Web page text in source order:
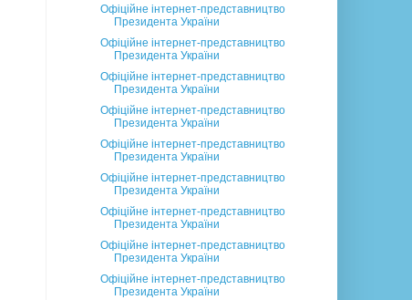
Офіційне інтернет-представництво
Президента України
Офіційне інтернет-представництво
Президента України
Офіційне інтернет-представництво
Президента України
Офіційне інтернет-представництво
Президента України
Офіційне інтернет-представництво
Президента України
Офіційне інтернет-представництво
Президента України
Офіційне інтернет-представництво
Президента України
Офіційне інтернет-представництво
Президента України
Офіційне інтернет-представництво
Президента України